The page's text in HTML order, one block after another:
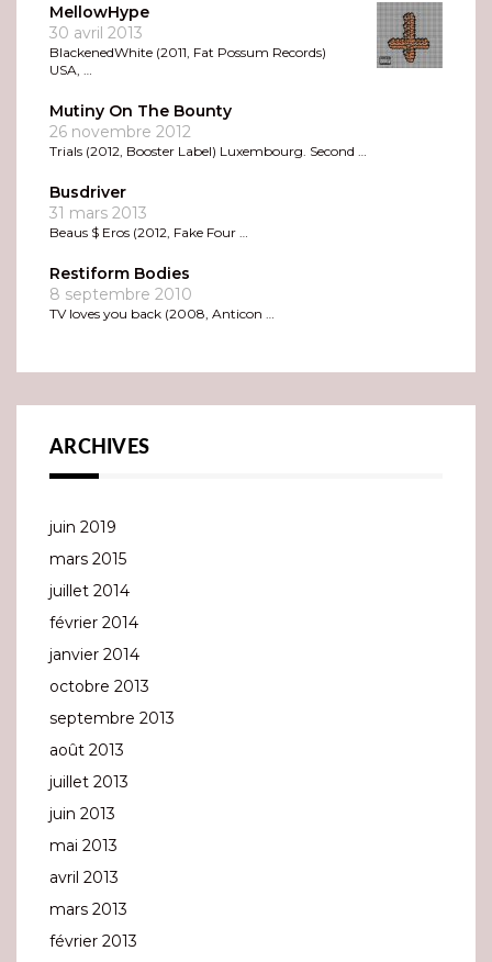
MellowHype
30 avril 2013
BlackenedWhite (2011, Fat Possum Records)
USA, …
Mutiny On The Bounty
26 novembre 2012
Trials (2012, Booster Label) Luxembourg. Second …
Busdriver
31 mars 2013
Beaus $ Eros (2012, Fake Four …
Restiform Bodies
8 septembre 2010
TV loves you back (2008, Anticon …
ARCHIVES
juin 2019
mars 2015
juillet 2014
février 2014
janvier 2014
octobre 2013
septembre 2013
août 2013
juillet 2013
juin 2013
mai 2013
avril 2013
mars 2013
février 2013